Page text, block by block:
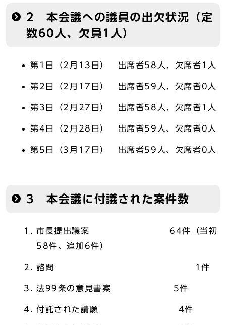
2 本会議への議員の出欠状況（定
数60人、欠員1人）
第1日（2月13日） 出席者58人、欠席者1人
第2日（2月17日） 出席者59人、欠席者0人
第3日（2月27日） 出席者58人、欠席者1人
第4日（2月28日） 出席者59人、欠席者0人
第5日（3月17日） 出席者59人、欠席者0人
3 本会議に付議された案件数
市長提出議案 64件（当初
58件、追加6件）
諮問 1件
法99条の意見書案 5件
付託された請願 4件